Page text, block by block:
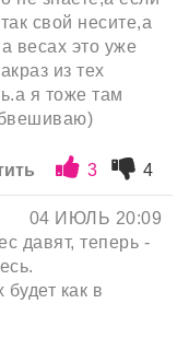
свой несите,а
весах это уже
из тех
я тоже там
3 4
04 ИЮЛЬ 20:09
давят, теперь -
как в